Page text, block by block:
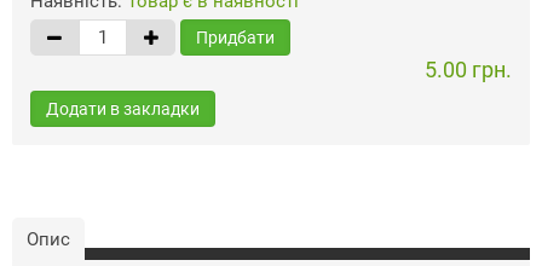
Придбати
5.00 грн.
Додати в закладки
Опис